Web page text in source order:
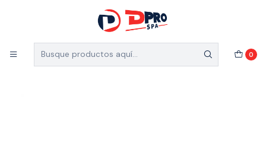
0
5% de descuento en el total de tu compra (Válido
para nuevos clientes)
Inicio Vehículos Accesorios de vehículos
CABLES ROBA CORRIENTE 1200 IMBEST